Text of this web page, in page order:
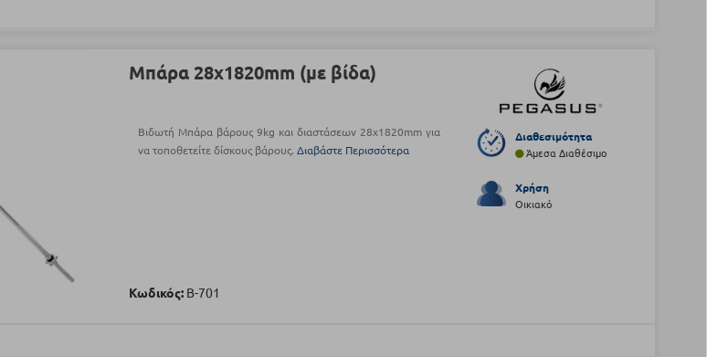
Μπάρα 28x1820mm (με βίδα)
Βιδωτή Μπάρα βάρους 9kg και διαστάσεων 28x1820mm για
να τοποθετείτε δίσκους βάρους.Διαβάστε Περισσότερα
Κωδικός: Β-701
Διαθεσιμότητα
Άμεσα Διαθέσιμο
Χρήση
Οικιακό